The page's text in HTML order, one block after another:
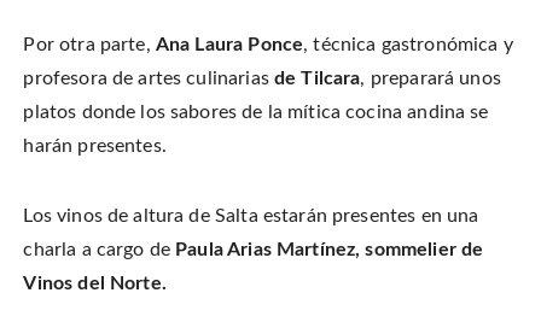
Por otra parte, Ana Laura Ponce, técnica gastronómica y
profesora de artes culinarias de Tilcara, preparará unos
platos donde los sabores de la mítica cocina andina se
harán presentes.
Los vinos de altura de Salta estarán presentes en una
charla a cargo de Paula Arias Martínez, sommelier de
Vinos del Norte.